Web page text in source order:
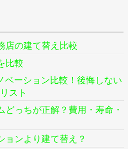
店の建て替え比較
比較
ベーション比較！後悔しない
スト
どっちが正解？費用・寿命・
ョンより建て替え？